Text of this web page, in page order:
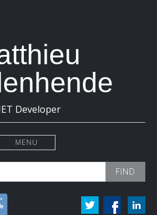
Developer
MENU
for: